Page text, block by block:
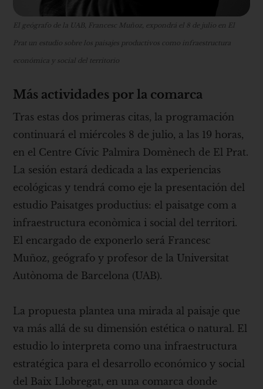
El geógrafo de la UAB, Francesc Muñoz, expondrá el 8 de julio en El
Prat un estudio sobre los paisajes productivos como infraestructura
económica y social del territorio
Más actividades por la comarca
Tras estas dos primeras citas, la programación
continuará el miércoles 8 de julio, a las 19 horas,
en el Centre Cívic Palmira Domènech de El Prat.
La sesión estará dedicada a las experiencias
ecológicas y tendrá como eje la presentación del
estudio Paisatges productius: el paisatge com a
infraestructura econòmica i social del territori.
El encargado de exponerlo será Francesc
Muñoz, geógrafo y profesor de la Universitat
Autònoma de Barcelona (UAB).
La propuesta plantea una mirada al paisaje que
va más allá de su dimensión estética o natural. El
estudio lo interpreta como una infraestructura
estratégica para el desarrollo económico y social
del Baix Llobregat, en una comarca donde